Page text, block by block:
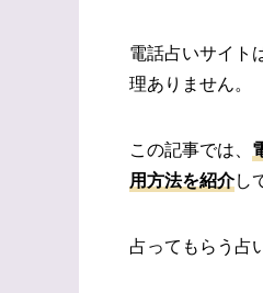
電話占いサイト
理ありません。
この記事では、
用方法を紹介し
占ってもらう占